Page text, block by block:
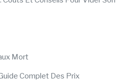
Mort
Complet Des Prix